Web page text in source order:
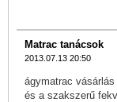
Matrac tanácsok
2013.07.13 20:50
ágymatrac
és a szakszerű